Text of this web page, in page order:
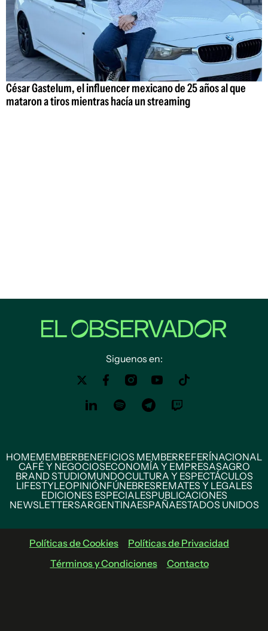
César Gastelum, el influencer mexicano de 25 años al que
mataron a tiros mientras hacía un streaming
Siguenos en:
HOMEMEMBERBENEFICIOS MEMBERREFERÍNACIONAL
CAFÉ Y NEGOCIOSECONOMÍA Y EMPRESASAGRO
BRAND STUDIOMUNDOCULTURA Y ESPECTÁCULOS
LIFESTYLEOPINIÓNFÚNEBRESREMATES Y LEGALES
EDICIONES ESPECIALESPUBLICACIONES
NEWSLETTERSARGENTINAESPAÑAESTADOS UNIDOS
Políticas de Cookies
Políticas de Privacidad
Términos y Condiciones
Contacto